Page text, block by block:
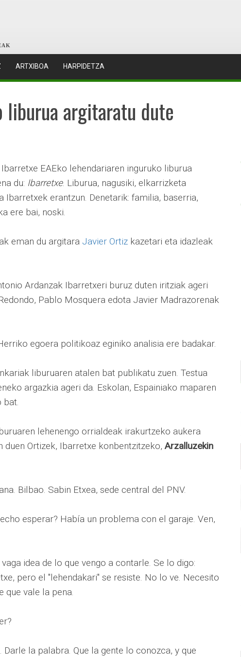
ARTXIBOA HARPIDETZA
liburua argitaratu dute
EAEko lehendariaren inguruko liburua
du: Ibarretxe. Liburua, nagusiki, elkarrizketa
Ibarretxek erantzun. Denetarik: familia, baserria,
ere bai, noski.
eman du argitara Javier Ortiz kazetari eta idazleak
Ardanzak Ibarretxeri buruz duten iritziak ageri
Pablo Mosquera edota Javier Madrazorenak
egoera politikoaz eginiko analisia ere badakar.
liburuaren atalen bat publikatu zuen. Testua
argazkia ageri da. Eskolan, Espainiako maparen
bat.
lehenengo orrialdeak irakurtzeko aukera
duen Ortizek, Ibarretxe konbentzitzeko,Arzalluzekin
Bilbao. Sabin Etxea, sede central del PNV.
esperar? Había un problema con el garaje. Ven,
idea de lo que vengo a contarle. Se lo digo:
pero el "lehendakari" se resiste. No lo ve. Necesito
que vale la pena.
Darle la palabra. Que la gente lo conozca, y que